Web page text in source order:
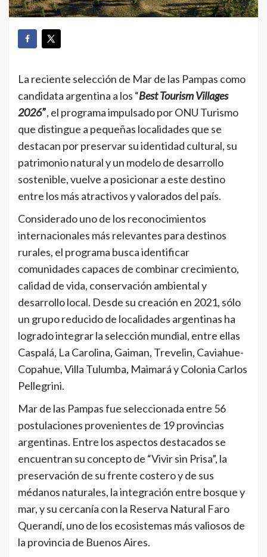
La reciente selección de Mar de las Pampas como
candidata argentina a los “Best Tourism Villages
2026”, el programa impulsado por ONU Turismo
que distingue a pequeñas localidades que se
destacan por preservar su identidad cultural, su
patrimonio natural y un modelo de desarrollo
sostenible, vuelve a posicionar a este destino
entre los más atractivos y valorados del país.
Considerado uno de los reconocimientos
internacionales más relevantes para destinos
rurales, el programa busca identificar
comunidades capaces de combinar crecimiento,
calidad de vida, conservación ambiental y
desarrollo local. Desde su creación en 2021, sólo
un grupo reducido de localidades argentinas ha
logrado integrar la selección mundial, entre ellas
Caspalá, La Carolina, Gaiman, Trevelin, Caviahue-
Copahue, Villa Tulumba, Maimará y Colonia Carlos
Pellegrini.
Mar de las Pampas fue seleccionada entre 56
postulaciones provenientes de 19 provincias
argentinas. Entre los aspectos destacados se
encuentran su concepto de “Vivir sin Prisa”, la
preservación de su frente costero y de sus
médanos naturales, la integración entre bosque y
mar, y su cercanía con la Reserva Natural Faro
Querandí, uno de los ecosistemas más valiosos de
la provincia de Buenos Aires.